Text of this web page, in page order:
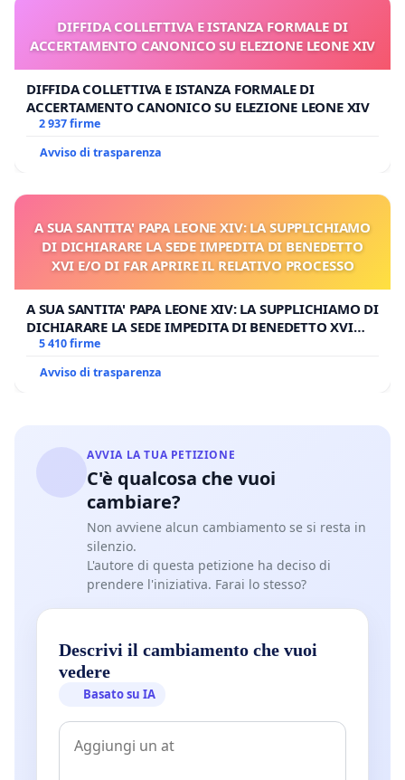
DIFFIDA COLLETTIVA E ISTANZA FORMALE DI
ACCERTAMENTO CANONICO SU ELEZIONE LEONE XIV
DIFFIDA COLLETTIVA E ISTANZA FORMALE DI
ACCERTAMENTO CANONICO SU ELEZIONE LEONE XIV
2 937 firme
Avviso di trasparenza
A SUA SANTITA' PAPA LEONE XIV: LA SUPPLICHIAMO
DI DICHIARARE LA SEDE IMPEDITA DI BENEDETTO
XVI E/O DI FAR APRIRE IL RELATIVO PROCESSO
A SUA SANTITA' PAPA LEONE XIV: LA SUPPLICHIAMO DI
DICHIARARE LA SEDE IMPEDITA DI BENEDETTO XVI
E/O DI FAR APRIRE IL RELATIVO PROCESSO
5 410 firme
Avviso di trasparenza
AVVIA LA TUA PETIZIONE
C'è qualcosa che vuoi
cambiare?
Non avviene alcun cambiamento se si resta in
silenzio.
L'autore di questa petizione ha deciso di
prendere l'iniziativa. Farai lo stesso?
Descrivi il cambiamento che vuoi
vedere
Basato su IA